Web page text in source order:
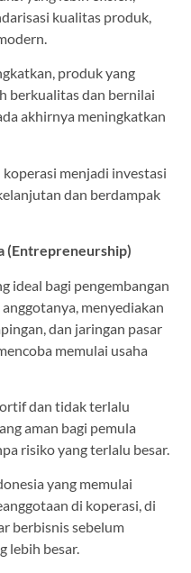
kualitas produk,
produk yang
berkualitas dan bernilai
akhirnya meningkatkan
menjadi investasi
dan berdampak
(Entrepreneurship)
ideal bagi pengembangan
menyediakan
dan jaringan pasar
memulai usaha
dan tidak terlalu
aman bagi pemula
risiko yang terlalu besar.
yang memulai
di koperasi, di
berbisnis sebelum
lebih besar.